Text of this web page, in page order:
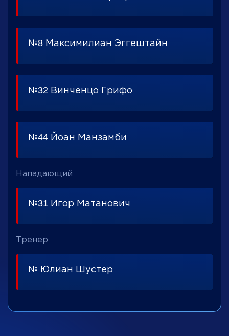
№8 Максимилиан Эггештайн
№32 Винченцо Грифо
№44 Йоан Манзамби
Нападающий
№31 Игор Матанович
Тренер
№ Юлиан Шустер